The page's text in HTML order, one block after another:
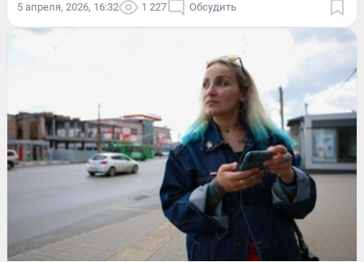
5 апреля, 2026, 16:32 1 227 Обсудить